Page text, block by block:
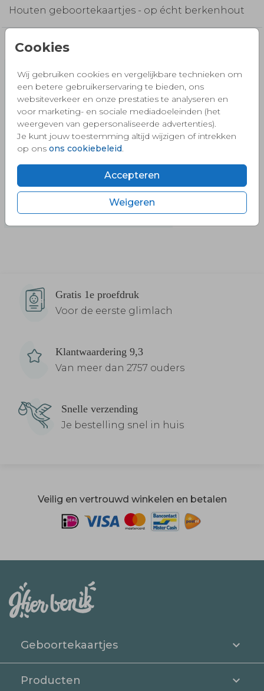
Cookies
Wij gebruiken cookies en vergelijkbare technieken om
een betere gebruikerservaring te bieden, ons
websiteverkeer en onze prestaties te analyseren en
voor marketing- en sociale mediadoeleinden (het
weergeven van gepersonaliseerde advertenties).
Je kunt jouw toestemming altijd wijzigen of intrekken
op ons ons cookiebeleid
Accepteren
Weigeren
Houten geboortekaartjes - op écht berkenhout
Misschien vind je dit ook mooi 🧡
Gratis 1e proefdruk
Voor de eerste glimlach
Klantwaardering 9,3
Van meer dan 2757 ouders
Snelle verzending
Je bestelling snel in huis
Veilig en vertrouwd winkelen en betalen
Geboortekaartjes
Producten